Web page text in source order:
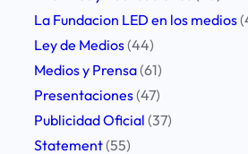
La Fundacion LED en los medios
Ley de Medios(44)
Medios y Prensa(61)
Presentaciones(47)
Publicidad Oficial (37)
Statement(55)